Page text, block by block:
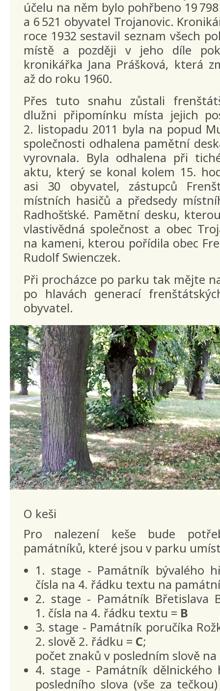
účelu na něm bylo pohřbeno 19
a 6 521 obyvatel Trojanovic.
roce 1932 sestavil seznam všech
místě a později v jeho díle
kronikářka Jana Prášková, která
až do roku 1960.
Přes tuto snahu zůstali
dlužni připomínku místa jejich
2. listopadu 2011 byla na popud
společnosti odhalena pamětní
vyrovnala. Byla odhalena při
aktu, který se konal kolem 15.
asi 30 obyvatel, zástupců
místních hasičů a předsedy
Radhošťské. Pamětní desku,
vlastivědná společnost a obec
na kameni, kterou pořídila obec
Rudolf Swienczek.
Při procházce po parku tak mějte
po hlavách generací
obyvatel.
O keši
Pro nalezení keše bude
památníků, které jsou v parku
1. stage - Památník bývalého
čísla na 4. řádku textu na
2. stage - Památník Břetislava
1. čísla na 4. řádku textu = B
3. stage - Památník poručíka
2. slově 2. řádku = C;
počet znaků v posledním slově
4. stage - Památník
posledního slova (vše za